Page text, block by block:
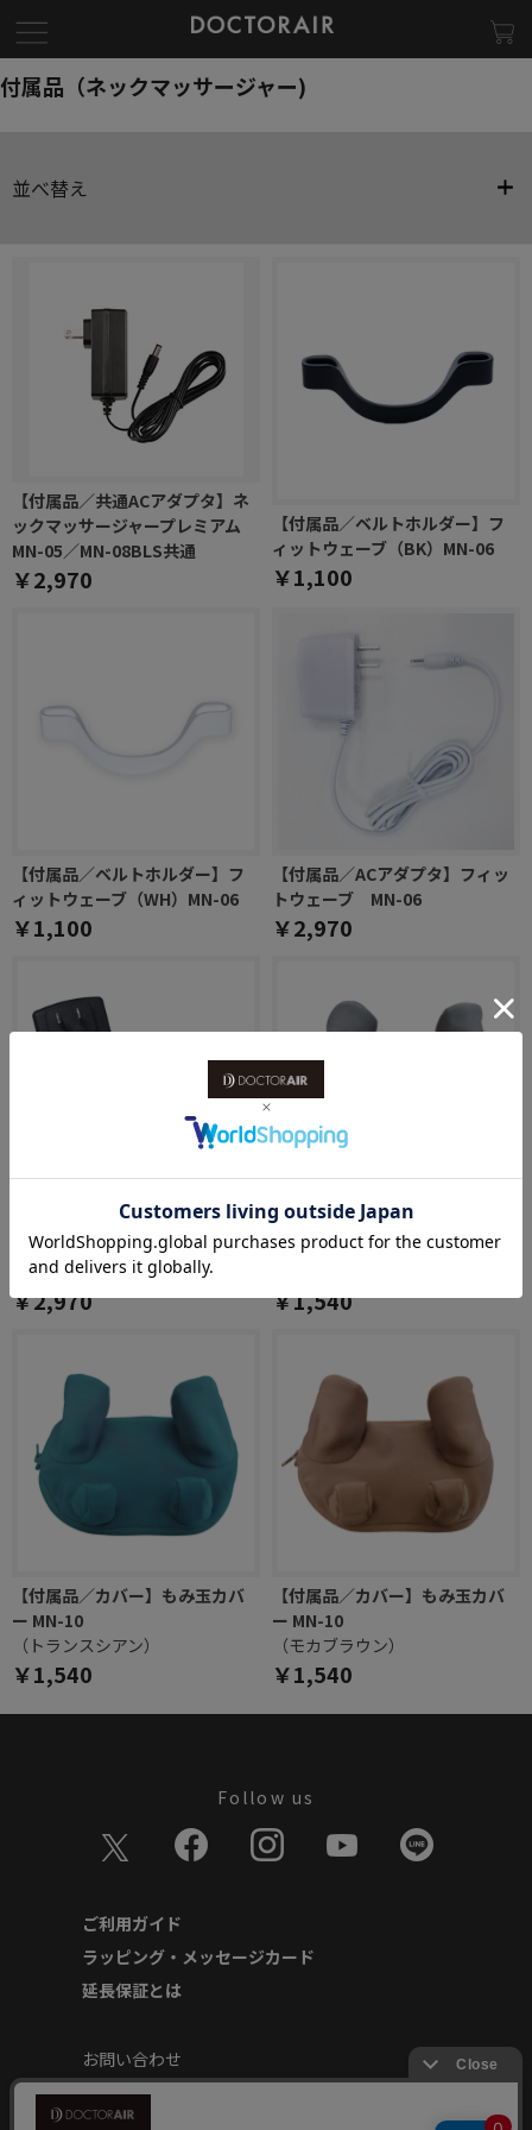
付属品（ネックマッサージャー)
並べ替え
【付属品／共通ACアダプタ】ネ
ックマッサージャープレミアム
MN-05／MN-08BLS共通
￥2,970
【付属品／ベルトホルダー】フ
ィットウェーブ（BK）MN-06
￥1,100
【付属品／ベルトホルダー】フ
ィットウェーブ（WH）MN-06
￥1,100
【付属品／ACアダプタ】フィッ
トウェーブ MN-06
￥2,970
【付属品／ACアダプター】3Dネ
ックマッサージャーmini MN-
07ME
￥2,970
【付属品／カバー】もみ玉カバ
ー MN-10
￥1,540
【付属品／カバー】もみ玉カバ
ー MN-10
（トランスシアン）
￥1,540
【付属品／カバー】もみ玉カバ
ー MN-10
（モカブラウン）
￥1,540
Follow us
ご利用ガイド
ラッピング・メッセージカード
延長保証とは
お問い合わせ
個人情報の取り扱いについて
特定商取引に基づく表記